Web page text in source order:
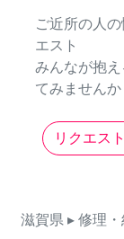
ご近所の人
エスト
みんなが抱
てみませんか
リクエス
滋賀県 ▸ 修理・